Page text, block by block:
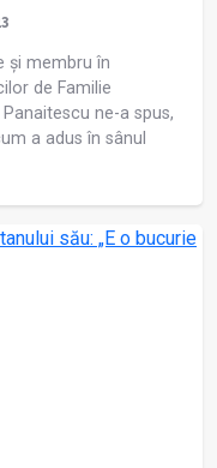
și membru în
de Familie
ne-a spus,
a adus în sânul